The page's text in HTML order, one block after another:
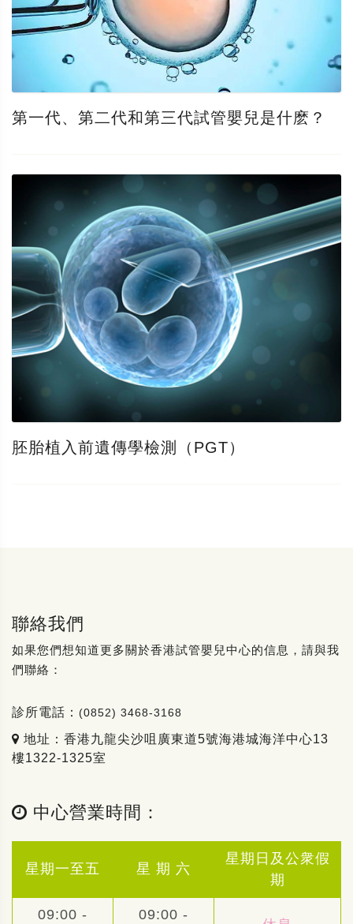
第一代、第二代和第三代試管嬰兒是什麽？
胚胎植入前遺傳學檢測（PGT）
聯絡我們
如果您們想知道更多關於香港試管嬰兒中心的信息，請與我
們聯絡：
診所電話： (0852) 3468-3168
地址：香港九龍尖沙咀廣東道5號海港城海洋中心13
樓1322-1325室
中心營業時間：
星期一至五 星 期 六
星期日及公衆假
期
09:00 - 09:00 -